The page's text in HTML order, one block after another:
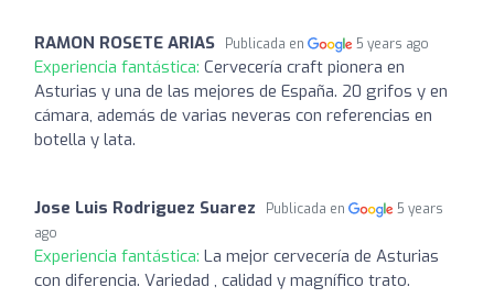
RAMON ROSETE ARIAS Publicada en 5 years ago
Experiencia fantástica: Cervecería craft pionera en
Asturias y una de las mejores de España. 20 grifos y en
cámara, además de varias neveras con referencias en
botella y lata.
Jose Luis Rodriguez Suarez Publicada en
5 years
ago
Experiencia fantástica: La mejor cervecería de Asturias
con diferencia. Variedad , calidad y magnífico trato.